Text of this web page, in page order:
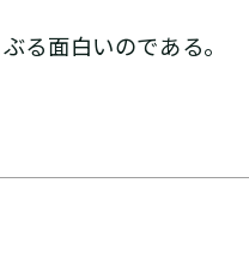
る面白いのである。